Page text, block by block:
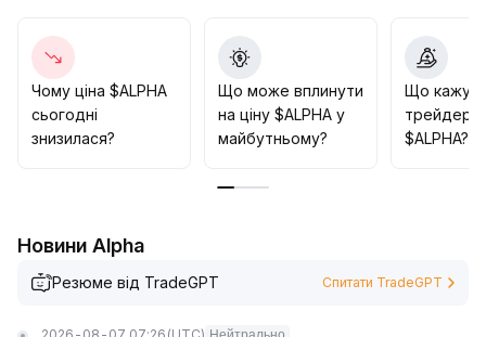
загального коригування емоцій
Чому ціна $ALPHA
сьогодні
знизилася?
Що може вплинути
на ціну $ALPHA у
майбутньому?
Що
трейдери
$ALPHA?
Новини Alpha
Резюме від TradeGPT Спитати TradeGPT